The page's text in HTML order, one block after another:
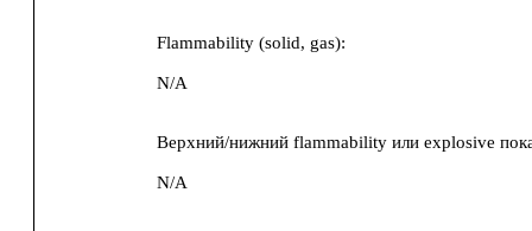
Flammability (solid, gas):
N/A
Верхний/нижний flammability или explosive
N/A